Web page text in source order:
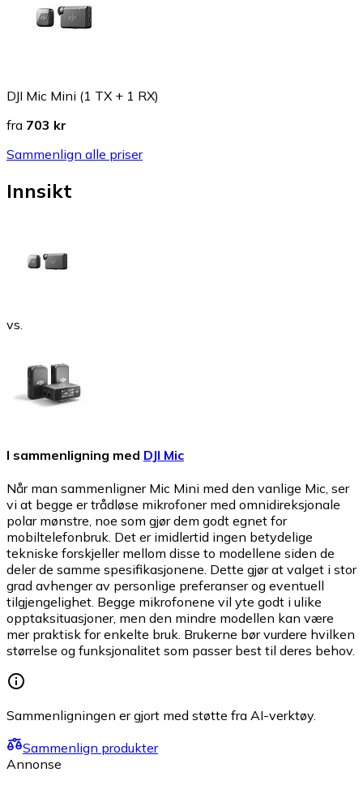
DJI Mic Mini (1 TX + 1 RX)
fra 703 kr
Sammenlign alle priser
Innsikt
vs.
I sammenligning med DJI Mic
Når man sammenligner Mic Mini med den vanlige Mic, ser
vi at begge er trådløse mikrofoner med omnidireksjonale
polar mønstre, noe som gjør dem godt egnet for
mobiltelefonbruk. Det er imidlertid ingen betydelige
tekniske forskjeller mellom disse to modellene siden de
deler de samme spesifikasjonene. Dette gjør at valget i stor
grad avhenger av personlige preferanser og eventuell
tilgjengelighet. Begge mikrofonene vil yte godt i ulike
opptaksituasjoner, men den mindre modellen kan være
mer praktisk for enkelte bruk. Brukerne bør vurdere hvilken
størrelse og funksjonalitet som passer best til deres behov.
Sammenligningen er gjort med støtte fra AI-verktøy.
Sammenlign produkter
Annonse